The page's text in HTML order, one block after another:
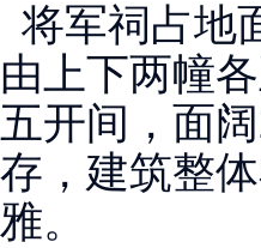
将军祠占地
由上下两幢
五开间，面
存，建筑整
雅。